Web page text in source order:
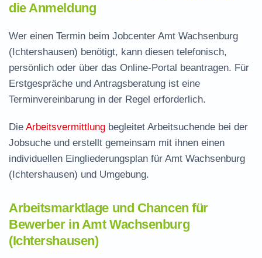
die Anmeldung
Wer einen Termin beim Jobcenter Amt Wachsenburg
(Ichtershausen) benötigt, kann diesen telefonisch,
persönlich oder über das Online-Portal beantragen. Für
Erstgespräche und Antragsberatung ist eine
Terminvereinbarung in der Regel erforderlich.
Die Arbeitsvermittlung begleitet Arbeitsuchende bei der
Jobsuche und erstellt gemeinsam mit ihnen einen
individuellen Eingliederungsplan für Amt Wachsenburg
(Ichtershausen) und Umgebung.
Arbeitsmarktlage und Chancen für
Bewerber in Amt Wachsenburg
(Ichtershausen)